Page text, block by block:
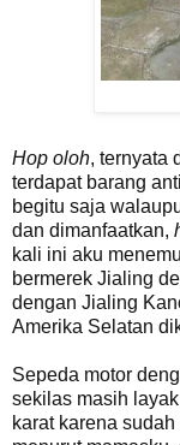
Hop oloh, ternyata
terdapat barang
begitu saja
dan dimanfaatkan,
kali ini aku
bermerek Jialing
dengan Jialing
Amerika Selatan
Sepeda motor
sekilas masih
karat karena